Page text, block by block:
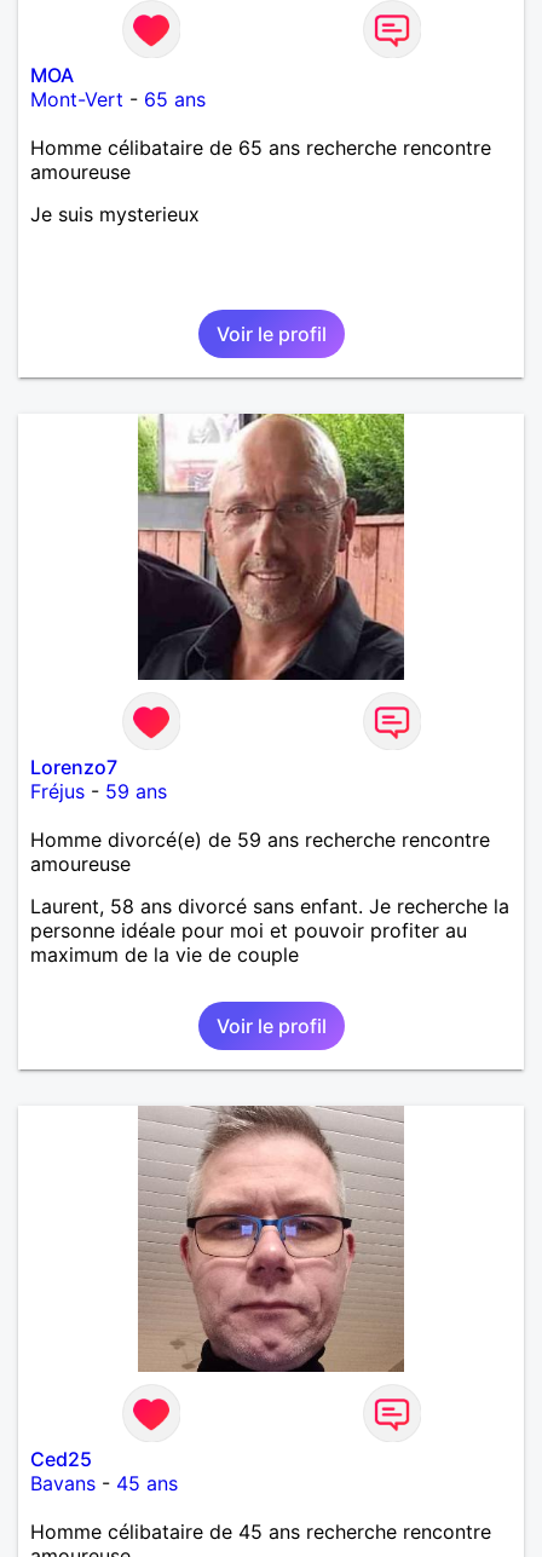
MOA
Mont-Vert - 65 ans
Homme célibataire de 65 ans recherche rencontre
amoureuse
Je suis mysterieux
Voir le profil
Lorenzo7
Fréjus - 59 ans
Homme divorcé(e) de 59 ans recherche rencontre
amoureuse
Laurent, 58 ans divorcé sans enfant. Je recherche la
personne idéale pour moi et pouvoir profiter au
maximum de la vie de couple
Voir le profil
Ced25
Bavans - 45 ans
Homme célibataire de 45 ans recherche rencontre